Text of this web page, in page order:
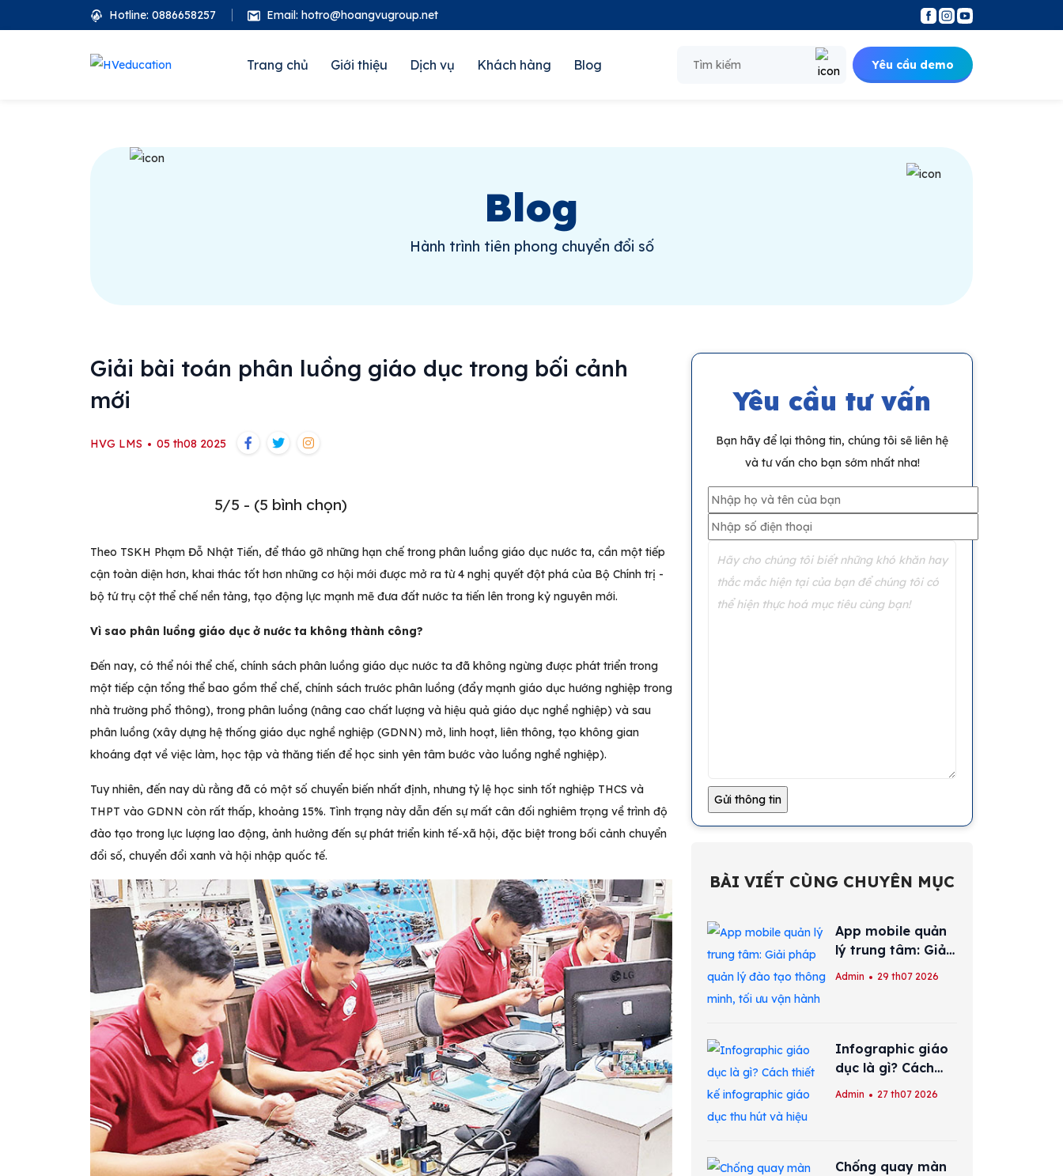
Hotline: 0886658257 Email: hotro@hoangvugroup.net
Trang chủ Giới thiệu Dịch vụ Khách hàng Blog Yêu cầu demo
Blog
Hành trình tiên phong chuyển đổi số
Giải bài toán phân luồng giáo dục trong bối cảnh
mới
HVG LMS 05 th08 2025
5/5 - (5 bình chọn)
Theo TSKH Phạm Đỗ Nhật Tiến, để tháo gỡ những hạn chế trong phân luồng giáo dục nước ta, cần một tiếp
cận toàn diện hơn, khai thác tốt hơn những cơ hội mới được mở ra từ 4 nghị quyết đột phá của Bộ Chính trị -
bộ tứ trụ cột thể chế nền tảng, tạo động lực mạnh mẽ đưa đất nước ta tiến lên trong kỷ nguyên mới.
Vì sao phân luồng giáo dục ở nước ta không thành công?
Đến nay, có thể nói thể chế, chính sách phân luồng giáo dục nước ta đã không ngừng được phát triển trong
một tiếp cận tổng thể bao gồm thể chế, chính sách trước phân luồng (đẩy mạnh giáo dục hướng nghiệp trong
nhà trường phổ thông), trong phân luồng (nâng cao chất lượng và hiệu quả giáo dục nghề nghiệp) và sau
phân luồng (xây dựng hệ thống giáo dục nghề nghiệp (GDNN) mở, linh hoạt, liên thông, tạo không gian
khoáng đạt về việc làm, học tập và thăng tiến để học sinh yên tâm bước vào luồng nghề nghiệp).
Tuy nhiên, đến nay dù rằng đã có một số chuyển biến nhất định, nhưng tỷ lệ học sinh tốt nghiệp THCS và
THPT vào GDNN còn rất thấp, khoảng 15%. Tình trạng này dẫn đến sự mất cân đối nghiêm trọng về trình độ
đào tạo trong lực lượng lao động, ảnh hưởng đến sự phát triển kinh tế-xã hội, đặc biệt trong bối cảnh chuyển
đổi số, chuyển đổi xanh và hội nhập quốc tế.
Yêu cầu tư vấn
Bạn hãy để lại thông tin, chúng tôi sẽ liên hệ
và tư vấn cho bạn sớm nhất nha!
BÀI VIẾT CÙNG CHUYÊN MỤC
App mobile quản
lý trung tâm: Giải
pháp quản lý đào
Admin 29 th07 2026
Infographic giáo
dục là gì? Cách
thiết kế
Admin 27 th07 2026
Chống quay màn